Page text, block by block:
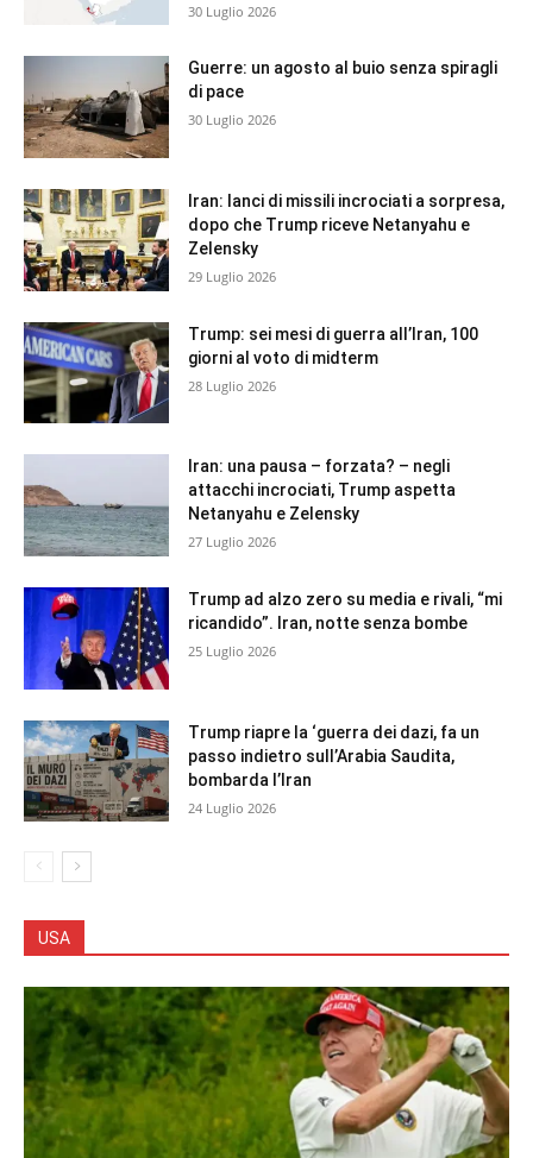
30 Luglio 2026
Guerre: un agosto al buio senza spiragli
di pace
30 Luglio 2026
Iran: lanci di missili incrociati a sorpresa,
dopo che Trump riceve Netanyahu e
Zelensky
29 Luglio 2026
Trump: sei mesi di guerra all’Iran, 100
giorni al voto di midterm
28 Luglio 2026
Iran: una pausa – forzata? – negli
attacchi incrociati, Trump aspetta
Netanyahu e Zelensky
27 Luglio 2026
Trump ad alzo zero su media e rivali, “mi
ricandido”. Iran, notte senza bombe
25 Luglio 2026
Trump riapre la ‘guerra dei dazi, fa un
passo indietro sull’Arabia Saudita,
bombarda l’Iran
24 Luglio 2026
USA